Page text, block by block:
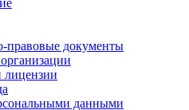
правовые документы
лицензии
данными